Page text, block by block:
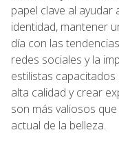
papel clave al ayudar
identidad, mantener
día con las
redes sociales y la
estilistas
alta calidad y crear
son más valiosos
actual de la belleza.